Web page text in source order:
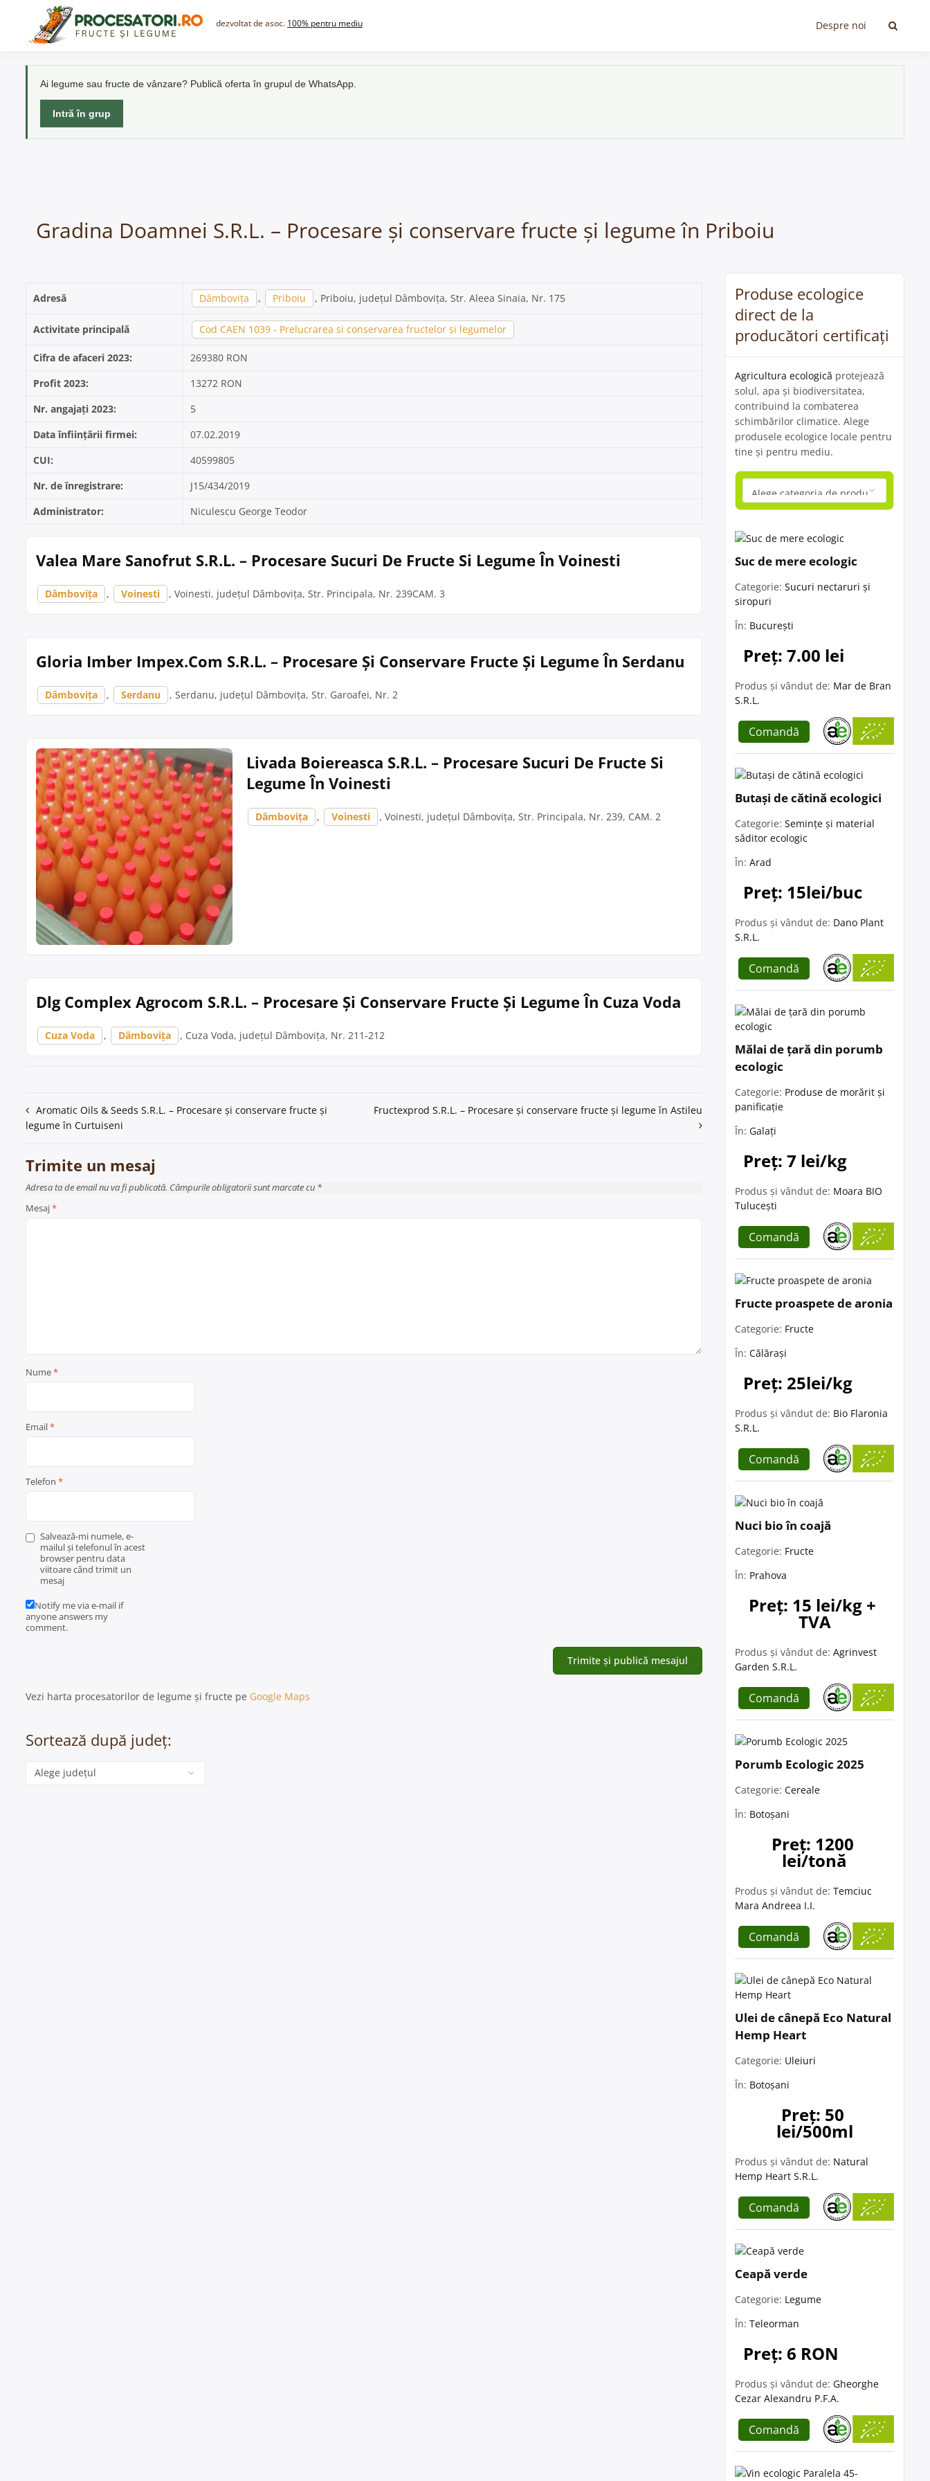
content
dezvoltat de asoc. 100% pentru mediu Despre noi
Ai legume sau fructe de vânzare? Publică oferta în grupul de WhatsApp.
Intră în grup
Gradina Doamnei S.R.L. – Procesare și conservare fructe și legume în Priboiu
Adresă Dâmbovița , Priboiu , Priboiu, județul Dâmbovița, Str. Aleea Sinaia, Nr. 175
Activitate principală Cod CAEN 1039 - Prelucrarea si conservarea fructelor si legumelor
Cifra de afaceri 2023:
269380 RON
Profit 2023:
13272 RON
Nr. angajați 2023:
5
Data înființării firmei:
07.02.2019
CUI:
40599805
Nr. de înregistrare:
J15/434/2019
Administrator:
Niculescu George Teodor
Valea Mare Sanofrut S.R.L. – Procesare Sucuri De Fructe Si Legume În Voinesti
Dâmbovița , Voinesti , Voinesti, județul Dâmbovița, Str. Principala, Nr. 239CAM. 3
Gloria Imber Impex.Com S.R.L. – Procesare Și Conservare Fructe Și Legume În Serdanu
Dâmbovița , Serdanu , Serdanu, județul Dâmbovița, Str. Garoafei, Nr. 2
Livada Boiereasca S.R.L. – Procesare Sucuri De Fructe Si
Legume În Voinesti
Dâmbovița , Voinesti , Voinesti, județul Dâmbovița, Str. Principala, Nr. 239, CAM. 2
Dlg Complex Agrocom S.R.L. – Procesare Și Conservare Fructe Și Legume În Cuza Voda
Cuza Voda , Dâmbovița , Cuza Voda, județul Dâmbovița, Nr. 211-212
Navigare
în
articole
Aromatic Oils & Seeds S.R.L. – Procesare și conservare fructe și
legume în Curtuiseni
Fructexprod S.R.L. – Procesare și conservare fructe și legume în Astileu
Trimite un mesaj
Adresa ta de email nu va fi publicată. Câmpurile obligatorii sunt marcate cu *
Mesaj*
Nume*
Email*
Telefon *
Salvează-mi numele, e-
mailul și telefonul în acest
browser pentru data
viitoare când trimit un
mesaj
Notify me via e-mail if
anyone answers my
comment.
Vezi harta procesatorilor de legume și fructe pe Google Maps
Sortează după județ:
Categorie
Produse ecologice
direct de la
producători certificați
Agricultura ecologică protejează
solul, apa și biodiversitatea,
contribuind la combaterea
schimbărilor climatice. Alege
produsele ecologice locale pentru
tine și pentru mediu.
Suc de mere ecologic
Categorie: Sucuri nectaruri și
siropuri
În: București
Preț: 7.00 lei
Produs și vândut de: Mar de Bran
S.R.L.
Comandă
Butași de cătină ecologici
Categorie: Semințe și material
săditor ecologic
În: Arad
Preț: 15lei/buc
Produs și vândut de: Dano Plant
S.R.L.
Comandă
Mălai de țară din porumb
ecologic
Categorie: Produse de morărit și
panificație
În: Galați
Preț: 7 lei/kg
Produs și vândut de: Moara BIO
Tulucești
Comandă
Fructe proaspete de aronia
Categorie: Fructe
În: Călărași
Preț: 25lei/kg
Produs și vândut de: Bio Flaronia
S.R.L.
Comandă
Nuci bio în coajă
Categorie: Fructe
În: Prahova
Preț: 15 lei/kg +
TVA
Produs și vândut de: Agrinvest
Garden S.R.L.
Comandă
Porumb Ecologic 2025
Categorie: Cereale
În: Botoșani
Preț: 1200
lei/tonă
Produs și vândut de: Temciuc
Mara Andreea I.I.
Comandă
Ulei de cânepă Eco Natural
Hemp Heart
Categorie: Uleiuri
În: Botoșani
Preț: 50
lei/500ml
Produs și vândut de: Natural
Hemp Heart S.R.L.
Comandă
Ceapă verde
Categorie: Legume
În: Teleorman
Preț: 6 RON
Produs și vândut de: Gheorghe
Cezar Alexandru P.F.A.
Comandă